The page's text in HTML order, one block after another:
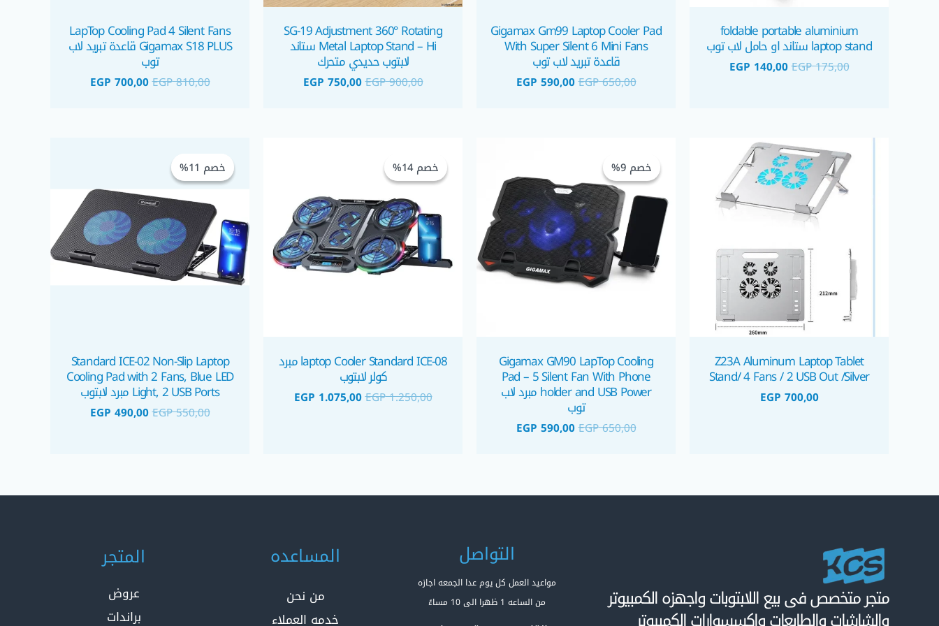
foldable portable aluminium
laptop stand ستاند او حامل لاب توب
EGP175,00
EGP 140,00
Gigamax Gm99 Laptop Cooler Pad
With Super Silent 6 Mini Fans
قاعدة تبريد لاب توب
EGP650,00
EGP 590,00
SG-19 Adjustment 360° Rotating
Metal Laptop Stand – Hi ستاند
لابتوب حديدي متحرك
EGP900,00
EGP 750,00
LapTop Cooling Pad 4 Silent Fans
Gigamax S18 PLUS قاعدة تبريد لاب
توب
EGP810,00
EGP 700,00
Z23A Aluminum Laptop Tablet
Stand/ 4 Fans / 2 USB Out /Silver
EGP 700,00
خصم 9%
خصم 9%
Gigamax GM90 LapTop Cooling
Pad – 5 Silent Fan With Phone
holder and USB Power مبرد لاب
توب
EGP650,00
EGP 650,00.
EGP 590,00
EGP 590,00.
خصم 14%
خصم 14%
laptop Cooler Standard ICE-08 مبرد
كولر لابتوب
EGP1.250,00
EGP 1.075,00
EGP 1.075,00.
خصم 11%
خصم 11%
Standard ICE-02 Non-Slip Laptop
Cooling Pad with 2 Fans, Blue LED
Light, 2 USB Ports مبرد لابتوب
EGP550,00
EGP 550,00.
EGP 490,00
متجر متخصص فى بيع اللابتوبات واجهزه الكمبيوتر
التواصل
مواعيد العمل كل يوم عدا الجمعه اجازه
من الساعه 1 ظهرا الى 10 مساءً
المساعده
من نحن
خدمه العملاء
المتجر
عروض
براندات